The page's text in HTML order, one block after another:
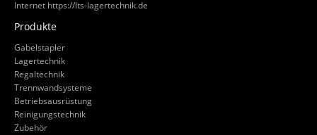
Internet https://lts-lagertechnik.de
Produkte
Gabelstapler
Lagertechnik
Regaltechnik
Trennwandsysteme
Betriebsausrüstung
Reinigungstechnik
Zubehör